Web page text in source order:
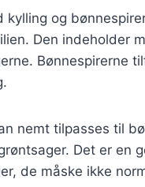
kylling og
Den indeholder
Bønnespirerne
nemt tilpasses til
Det er en
de måske ikke